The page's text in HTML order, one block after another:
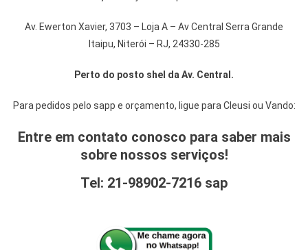
Av. Ewerton Xavier, 3703 – Loja A – Av Central Serra Grande
Itaipu, Niterói – RJ, 24330-285
Perto do posto shel da Av. Central.
Para pedidos pelo sapp e orçamento, ligue para Cleusi ou Vando:
Entre em contato conosco para saber mais
sobre nossos serviços!
Tel: 21-98902-7216 sap